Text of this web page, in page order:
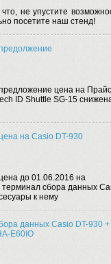
что, не упустите
посетите наш стенд!
цена на
ID Shuttle SG-15
на Casio DT-930
до 01.06.2016 на
сбора данных
к нему
данных Casio DT-930 +
E60IO